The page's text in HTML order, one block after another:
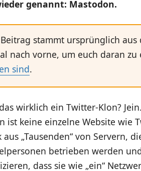
genannt: Mastodon.
stammt ursprünglich
nach vorne, um euch daran
sind.
wirklich ein Twitter-Klon?
ist keine einzelne Website wie
aus „Tausenden“ von Servern,
betrieben werden
dass sie wie „ein“